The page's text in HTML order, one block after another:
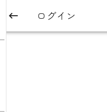
ログイン